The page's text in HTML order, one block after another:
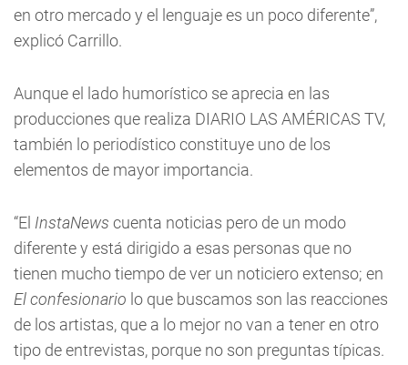
en otro mercado y el lenguaje es un poco diferente”,
explicó Carrillo.
Aunque el lado humorístico se aprecia en las
producciones que realiza DIARIO LAS AMÉRICAS TV,
también lo periodístico constituye uno de los
elementos de mayor importancia.
“El InstaNews cuenta noticias pero de un modo
diferente y está dirigido a esas personas que no
tienen mucho tiempo de ver un noticiero extenso; en
El confesionario lo que buscamos son las reacciones
de los artistas, que a lo mejor no van a tener en otro
tipo de entrevistas, porque no son preguntas típicas.